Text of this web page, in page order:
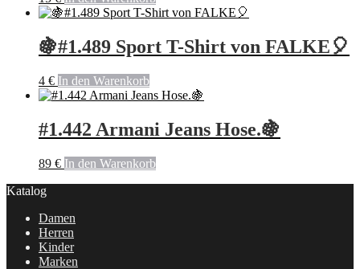
🍇#1.489 Sport T-Shirt von FALKE🎈
4 € In den Warenkorb
#1.442 Armani Jeans Hose.🍇
89 € In den Warenkorb
Katalog
Damen
Herren
Kinder
Marken